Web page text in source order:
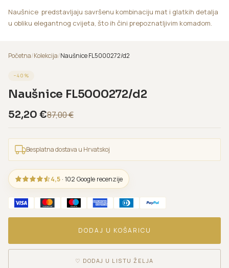
Naušnice predstavljaju savršenu kombinaciju mat i glatkih detalja
u obliku elegantnog cvijeta, što ih čini prepoznatljivim komadom.
Početna/Kolekcija/Naušnice FL5000272/d2
−40 %
Naušnice FL5000272/d2
52,20 €87,00€
Besplatna dostava u Hrvatskoj
4,5 · 102 Google recenzije
DODAJ U KOŠARICU
♡ DODAJ U LISTU ŽELJA